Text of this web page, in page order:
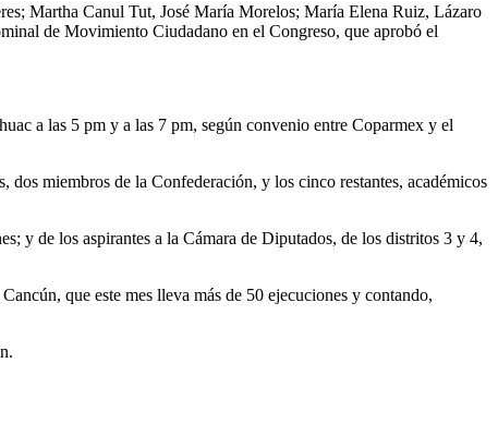
Martha Canul Tut, José María Morelos; María Elena Ruiz, Lázaro
de Movimiento Ciudadano en el Congreso, que aprobó el
a las 5 pm y a las 7 pm, según convenio entre Coparmex y el
miembros de la Confederación, y los cinco restantes, académicos
y de los aspirantes a la Cámara de Diputados, de los distritos 3 y 4,
que este mes lleva más de 50 ejecuciones y contando,